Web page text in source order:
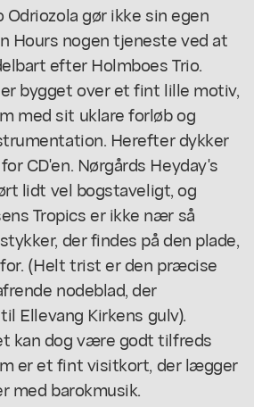
gør ikke sin egen
Hours nogen tjeneste ved at
efter Holmboes Trio.
bygget over et fint lille motiv,
med sit uklare forløb og
Herefter dykker
CD'en. Nørgårds Heyday's
lidt vel bogstaveligt, og
Tropics er ikke nær så
der findes på den plade,
(Helt trist er den præcise
nodeblad, der
Ellevang Kirkens gulv).
kan dog være godt tilfreds
er et fint visitkort, der lægger
med barokmusik.